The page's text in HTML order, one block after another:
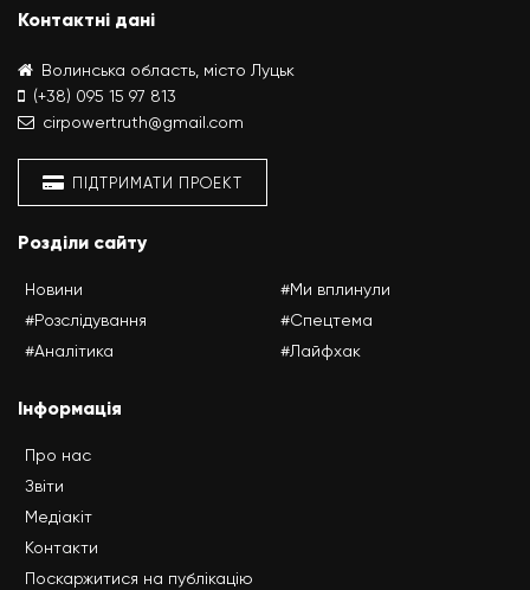
Контактні дані
Волинська область, місто Луцьк
(+38) 095 15 97 813
cirpowertruth@gmail.com
ПІДТРИМАТИ ПРОЕКТ
Розділи сайту
Новини
#Розслідування
#Аналітика
#Ми вплинули
#Спецтема
#Лайфхак
Інформація
Про нас
Звіти
Медіакіт
Контакти
Поскаржитися на публікацію